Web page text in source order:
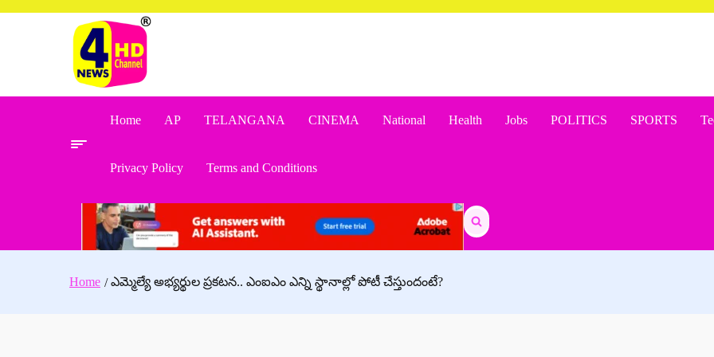
Home AP TELANGANA CINEMA National Health Jobs POLITICS SPORTS
Privacy Policy Terms and Conditions
Search
for:
Home ఎమ్మెల్యే అభ్యర్థుల ప్రకటన.. ఎంఐఎం ఎన్ని స్థానాల్లో పోటీ చేస్తుందంటే?